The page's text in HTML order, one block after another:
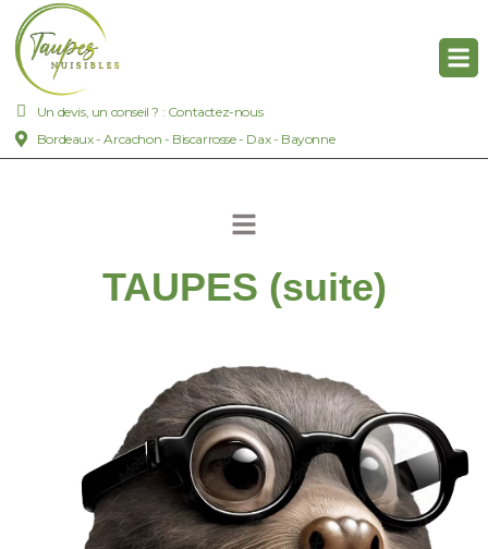
Un devis, un conseil ? : Contactez-nous
Bordeaux - Arcachon - Biscarrosse - Dax - Bayonne
TAUPES (suite)